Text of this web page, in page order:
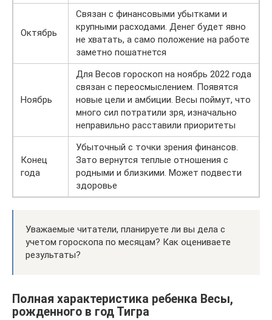
Октябрь
Связан с финансовыми убытками и
крупными расходами. Денег будет явно
не хватать, а само положение на работе
заметно пошатнется
Ноябрь
Для Весов гороскоп на ноябрь 2022 года
связан с переосмыслением. Появятся
новые цели и амбиции. Весы поймут, что
много сил потратили зря, изначально
неправильно расставили приоритеты
Конец
года
Убыточный с точки зрения финансов.
Зато вернутся теплые отношения с
родными и близкими. Может подвести
здоровье
Уважаемые читатели, планируете ли вы дела с
учетом гороскопа по месяцам? Как оцениваете
результаты?
Полная характеристика ребенка Весы,
рожденного в год Тигра